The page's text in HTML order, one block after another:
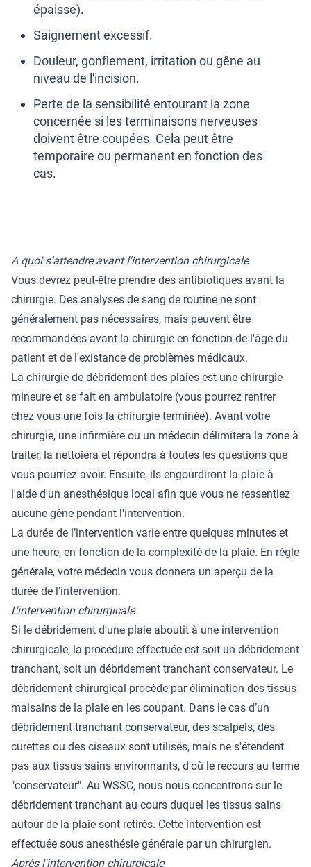
épaisse).
Saignement excessif.
Douleur, gonflement, irritation ou gêne au
niveau de l'incision.
Perte de la sensibilité entourant la zone
concernée si les terminaisons nerveuses
doivent être coupées. Cela peut être
temporaire ou permanent en fonction des
cas.
A quoi s'attendre avant l'intervention chirurgicale
Vous devrez peut-être prendre des antibiotiques avant la
chirurgie. Des analyses de sang de routine ne sont
généralement pas nécessaires, mais peuvent être
recommandées avant la chirurgie en fonction de l'âge du
patient et de l'existance de problèmes médicaux.
La chirurgie de débridement des plaies est une chirurgie
mineure et se fait en ambulatoire (vous pourrez rentrer
chez vous une fois la chirurgie terminée). Avant votre
chirurgie, une infirmière ou un médecin délimitera la zone à
traiter, la nettoiera et répondra à toutes les questions que
vous pourriez avoir. Ensuite, ils engourdiront la plaie à
l'aide d'un anesthésique local afin que vous ne ressentiez
aucune gêne pendant l'intervention.
La durée de l’intervention varie entre quelques minutes et
une heure, en fonction de la complexité de la plaie. En règle
générale, votre médecin vous donnera un aperçu de la
durée de l'intervention.
L'intervention chirurgicale
Si le débridement d'une plaie aboutit à une intervention
chirurgicale, la procédure effectuée est soit un débridement
tranchant, soit un débridement tranchant conservateur. Le
débridement chirurgical procède par élimination des tissus
malsains de la plaie en les coupant. Dans le cas d’un
débridement tranchant conservateur, des scalpels, des
curettes ou des ciseaux sont utilisés, mais ne s'étendent
pas aux tissus sains environnants, d'où le recours au terme
"conservateur". Au WSSC, nous nous concentrons sur le
débridement tranchant au cours duquel les tissus sains
autour de la plaie sont retirés. Cette intervention est
effectuée sous anesthésie générale par un chirurgien.
Après l'intervention chirurgicale